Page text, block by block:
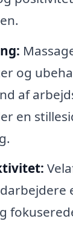
og
af
en